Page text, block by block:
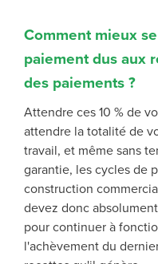
Comment mieux
paiement dus aux
des paiements ?
Attendre ces 10 % de
attendre la totalité de
travail, et même sans
garantie, les cycles de
construction
devez donc
pour continuer à
l'achèvement du